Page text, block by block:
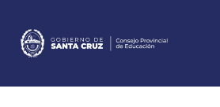
contenido